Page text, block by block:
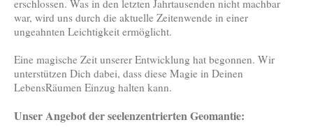
erschlossen. Was in den letzten Jahrtausenden nicht machbar
war, wird uns durch die aktuelle Zeitenwende in einer
ungeahnten Leichtigkeit ermöglicht.
Eine magische Zeit unserer Entwicklung hat begonnen. Wir
unterstützen Dich dabei, dass diese Magie in Deinen
LebensRäumen Einzug halten kann.
Unser Angebot der seelenzentrierten Geomantie: